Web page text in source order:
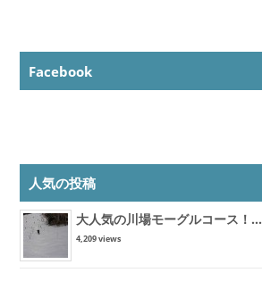
Facebook
人気の投稿
大人気の川場モーグルコース！...
4,209 views